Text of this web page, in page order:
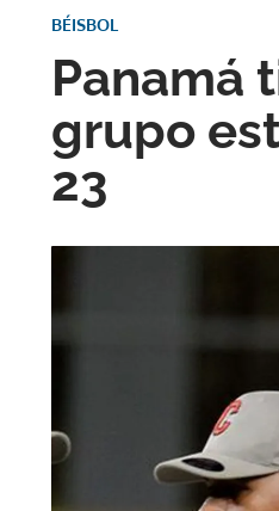
Panamá
grupo
23
BÉISBOL